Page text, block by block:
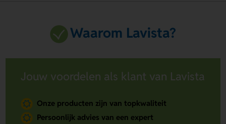
Waarom Lavista?
Jouw voordelen als klant van Lavista
Onze producten zijn van topkwaliteit
Persoonlijk advies van een expert